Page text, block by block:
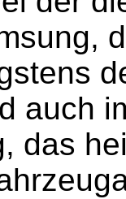
auch
das